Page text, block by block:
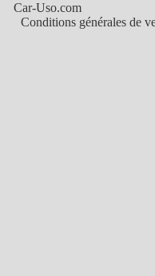
Car-Uso.com
Conditions générales de